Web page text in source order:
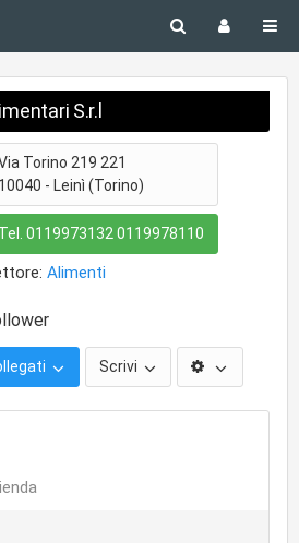
S.r.l
Torino 219 221
10040 - Leinì (Torino)
Tel. 0119973132 0119978110
Alimenti
Scrivi